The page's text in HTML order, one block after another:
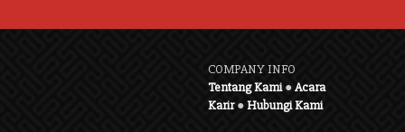
COMPANY INFO
Tentang Kami●Acara
Karir●Hubungi Kami